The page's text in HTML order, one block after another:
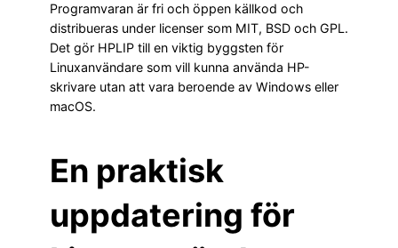
Programvaran är fri och öppen källkod och
distribueras under licenser som MIT, BSD och GPL.
Det gör HPLIP till en viktig byggsten för
Linuxanvändare som vill kunna använda HP-
skrivare utan att vara beroende av Windows eller
macOS.
En praktisk
uppdatering för